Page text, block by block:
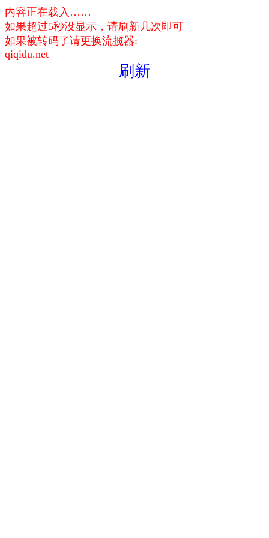
内容正在载入……
如果超过5秒没显示，请刷新几次即可
如果被转码了请更换流揽器:
qiqidu.net
刷新